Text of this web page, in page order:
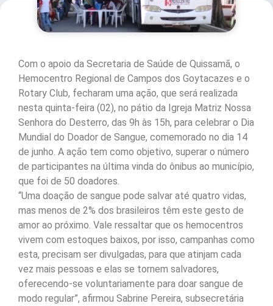
Com o apoio da Secretaria de Saúde de Quissamã, o
Hemocentro Regional de Campos dos Goytacazes e o
Rotary Club, fecharam uma ação, que será realizada
nesta quinta-feira (02), no pátio da Igreja Matriz Nossa
Senhora do Desterro, das 9h às 15h, para celebrar o Dia
Mundial do Doador de Sangue, comemorado no dia 14
de junho. A ação tem como objetivo, superar o número
de participantes na última vinda do ônibus ao município,
que foi de 50 doadores.
“Uma doação de sangue pode salvar até quatro vidas,
mas menos de 2% dos brasileiros têm este gesto de
amor ao próximo. Vale ressaltar que os hemocentros
vivem com estoques baixos, por isso, campanhas como
esta, precisam ser divulgadas, para que atinjam cada
vez mais pessoas e elas se tornem salvadores,
oferecendo-se voluntariamente para doar sangue de
modo regular”, afirmou Sabrine Pereira, subsecretária